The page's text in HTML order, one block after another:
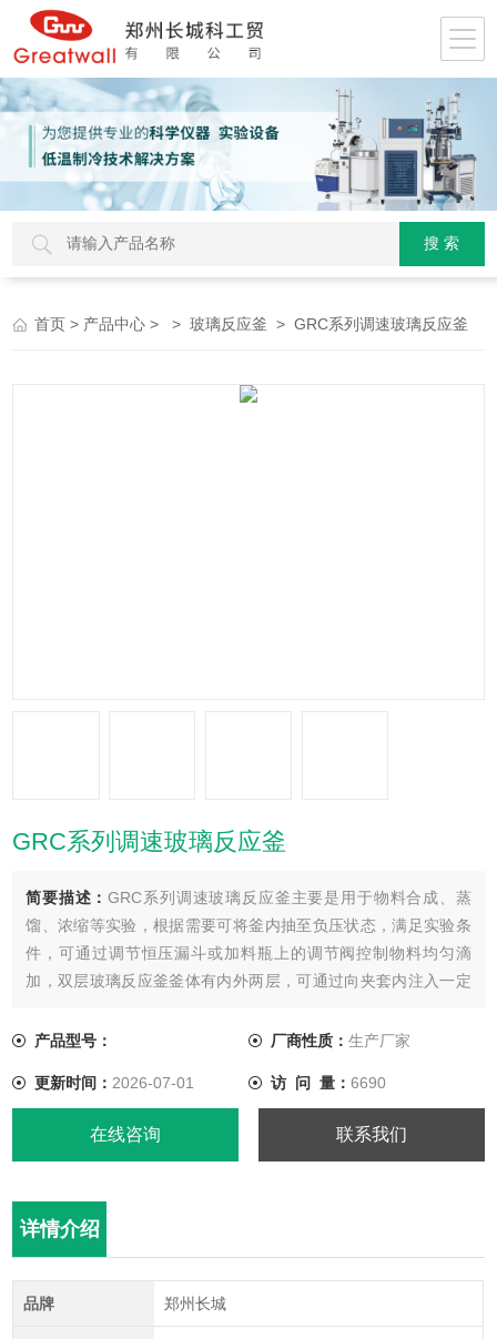
首页 > 产品中心 > >玻璃反应釜 > GRC系列调速玻璃反应釜
GRC系列调速玻璃反应釜
简要描述：GRC系列调速玻璃反应釜主要是用于物料合成、蒸
馏、浓缩等实验，根据需要可将釜内抽至负压状态，满足实验条
件，可通过调节恒压漏斗或加料瓶上的调节阀控制物料均匀滴
加，双层玻璃反应釜釜体有内外两层，可通过向夹套内注入一定
夹套通入循环液，外层夹套抽成负压状态来实现保温，同时还便
产品型号： 厂商性质： 生产厂家
更新时间： 2026-07-01 访 问 量： 6690
在线咨询 联系我们
详情介绍
品牌 郑州长城